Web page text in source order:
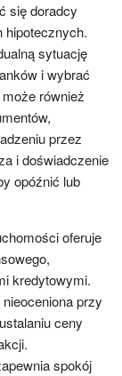
się doradcy
hipotecznych.
sytuację
i wybrać
również
przez
i doświadczenie
opóźnić lub
oferuje
kredytowymi.
przy
ceny
spokój